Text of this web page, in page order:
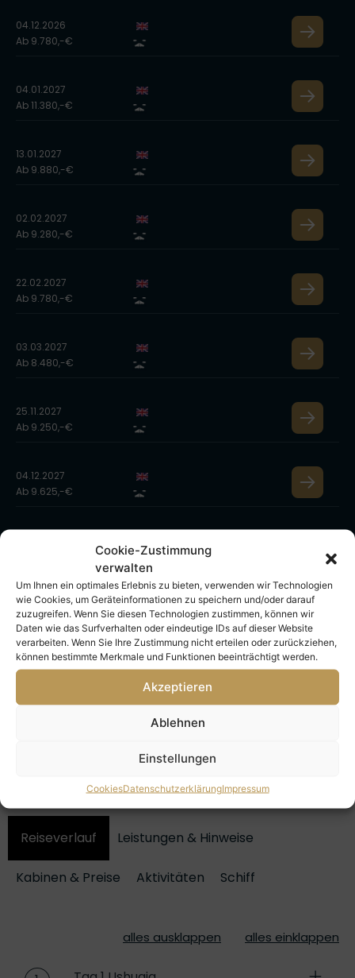
Cookie-Zustimmung
verwalten
Um Ihnen ein optimales Erlebnis zu bieten, verwenden wir Technologien
wie Cookies, um Geräteinformationen zu speichern und/oder darauf
zuzugreifen. Wenn Sie diesen Technologien zustimmen, können wir
Daten wie das Surfverhalten oder eindeutige IDs auf dieser Website
verarbeiten. Wenn Sie Ihre Zustimmung nicht erteilen oder zurückziehen,
können bestimmte Merkmale und Funktionen beeinträchtigt werden.
Akzeptieren
Ablehnen
Einstellungen
CookiesDatenschutzerklärungImpressum
04.12.2026
Ab 9.780,-€
04.01.2027
Ab 11.380,-€
13.01.2027
Ab 9.880,-€
02.02.2027
Ab 9.280,-€
22.02.2027
Ab 9.780,-€
03.03.2027
Ab 8.480,-€
25.11.2027
Ab 9.250,-€
04.12.2027
Ab 9.625,-€
25.02.2028
Ab 9.775,-€
05.03.2028
Reiseverlauf Leistungen & Hinweise
Kabinen & Preise Aktivitäten Schiff
alles ausklappen alles einklappen